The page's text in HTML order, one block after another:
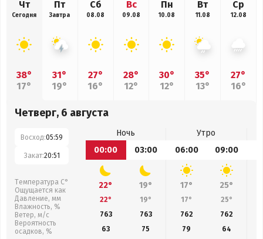
Чт
Сегодня
38°
17°
Пт
Завтра
31°
19°
Сб
08.08
27°
16°
Вс
09.08
28°
12°
Пн
10.08
30°
12°
Вт
11.08
35°
13°
Ср
12.08
27°
16°
Четверг, 6 августа
Восход:05:59
Закат:20:51
Температура С°
Ощущается как
Давление, мм
Влажность, %
Ветер, м/с
Вероятность
осадков, %
Ночь
Утро
00:00
03:00 06:00 09:00
22° 19° 17° 25°
22° 19° 17° 25°
763
763 762 762
63
75 79 64